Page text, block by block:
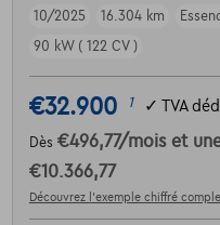
10/2025
16.304 km
90 kW ( 122 CV )
€32.900 1 ✓ TVA
Dès €496,77/mois et
€10.366,77
Découvrez l’exemple chiffré